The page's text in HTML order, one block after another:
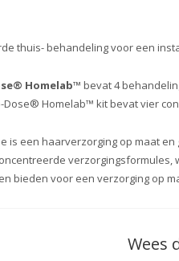
thuis- behandeling voor een
Homelab™ bevat 4
Dose® Homelab™ kit bevat vier
is een haarverzorging op maat
bieden voor een verzorging op
Wees